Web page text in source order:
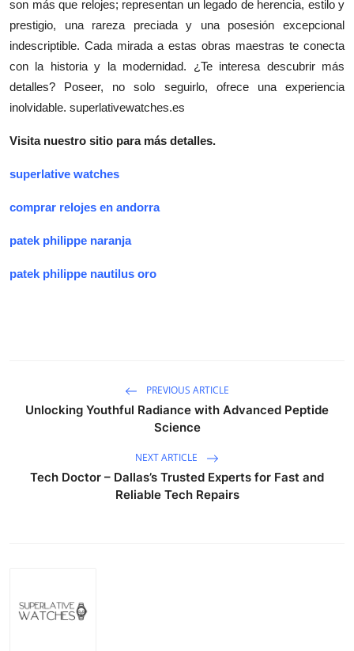
son más que relojes; representan un legado de herencia, estilo y
prestigio, una rareza preciada y una posesión excepcional
indescriptible. Cada mirada a estas obras maestras te conecta
con la historia y la modernidad. ¿Te interesa descubrir más
detalles? Poseer, no solo seguirlo, ofrece una experiencia
inolvidable. superlativewatches.es
Visita nuestro sitio para más detalles.
superlative watches
comprar relojes en andorra
patek philippe naranja
patek philippe nautilus oro
PREVIOUS ARTICLE
Unlocking Youthful Radiance with Advanced Peptide
Science
NEXT ARTICLE
Tech Doctor – Dallas’s Trusted Experts for Fast and
Reliable Tech Repairs